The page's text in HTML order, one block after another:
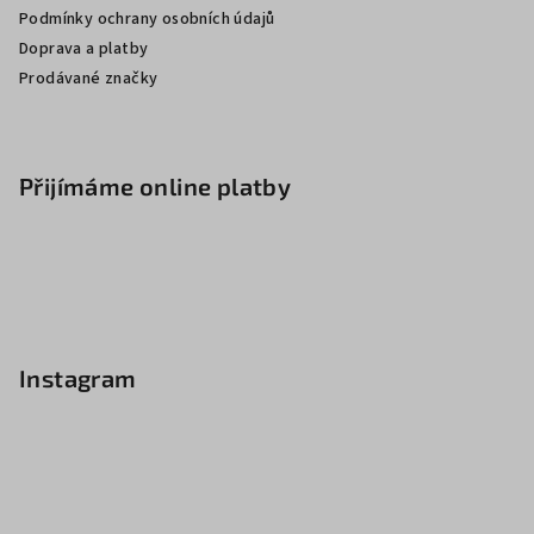
Podmínky ochrany osobních údajů
Doprava a platby
Prodávané značky
Přijímáme online platby
Instagram